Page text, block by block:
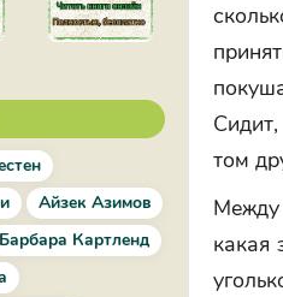
Айзек Азимов
Барбара Картленд
том
Между
какая